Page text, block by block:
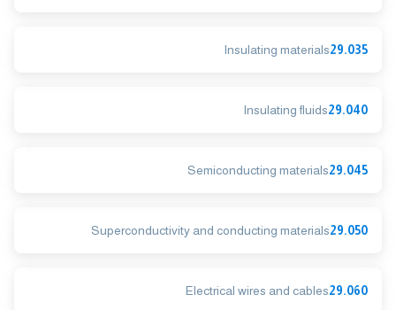
29.035
Insulating materials
29.040
Insulating fluids
29.045
Semiconducting materials
29.050
Superconductivity and conducting materials
29.060
Electrical wires and cables